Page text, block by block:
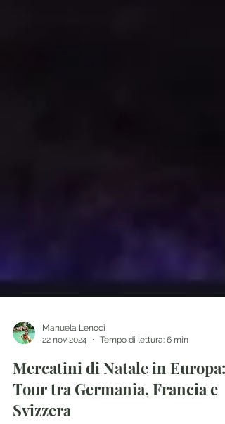
Manuela Lenoci
22 nov 2024